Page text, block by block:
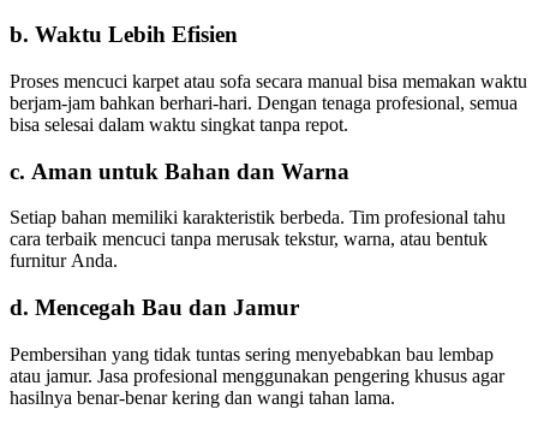
b. Waktu Lebih Efisien
Proses mencuci karpet atau sofa secara manual bisa memakan waktu
berjam-jam bahkan berhari-hari. Dengan tenaga profesional, semua
bisa selesai dalam waktu singkat tanpa repot.
c. Aman untuk Bahan dan Warna
Setiap bahan memiliki karakteristik berbeda. Tim profesional tahu
cara terbaik mencuci tanpa merusak tekstur, warna, atau bentuk
furnitur Anda.
d. Mencegah Bau dan Jamur
Pembersihan yang tidak tuntas sering menyebabkan bau lembap
atau jamur. Jasa profesional menggunakan pengering khusus agar
hasilnya benar-benar kering dan wangi tahan lama.